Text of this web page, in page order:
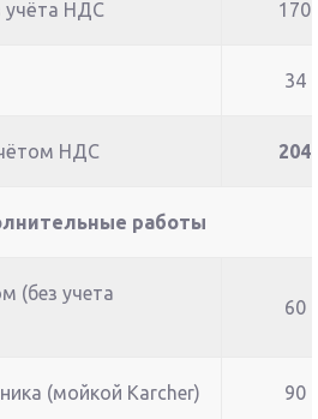
учёта НДС 170
34
НДС 204
работы
(без учета
60
(мойкой Karcher) 90